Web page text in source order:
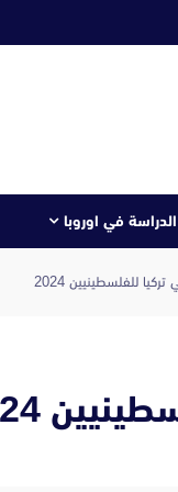
الدراسة في اوروبا
للفلسطينيين 2024
2024